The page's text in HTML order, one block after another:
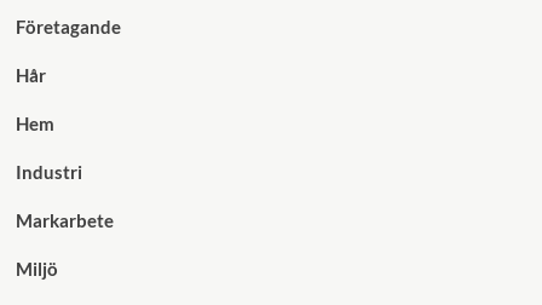
Företagande
Hår
Hem
Industri
Markarbete
Miljö